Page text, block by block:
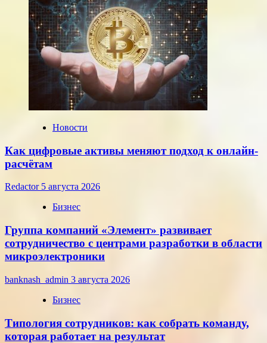
и
евро,
установленные
ЦБ
РФ
на
среду,
22
июля
2026
года
Новости
Как цифровые активы меняют подход к онлайн-
расчётам
Redactor 5 августа 2026
Бизнес
Группа компаний «Элемент» развивает
сотрудничество с центрами разработки в области
микроэлектроники
banknash_admin 3 августа 2026
Бизнес
Типология сотрудников: как собрать команду,
которая работает на результат